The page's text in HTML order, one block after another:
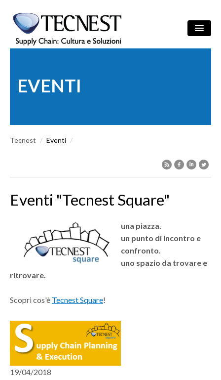
CULTURA
EVENTI
SUPPLY CHAIN BLOG
CONTATTO
EVENTI
Tecnest / Eventi /
Eventi "Tecnest Square"
una piazza.
un punto di incontro e
confronto.
uno spazio da trovare e
ritrovare.
Scopri cos'è Tecnest Square!
19/04/2018